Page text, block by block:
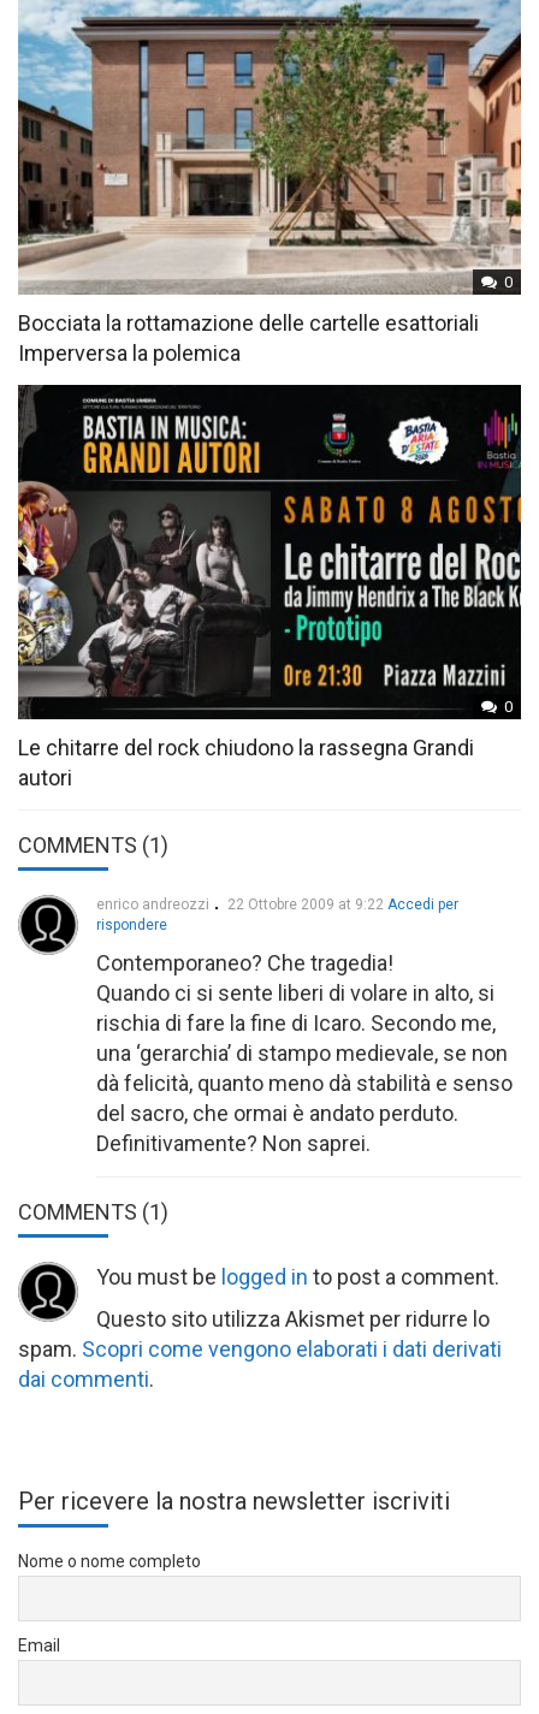
0
Bocciata la rottamazione delle cartelle esattoriali
Imperversa la polemica
0
Le chitarre del rock chiudono la rassegna Grandi
autori
COMMENTS (1)
enrico andreozzi 22 Ottobre 2009 at 9:22 Accedi per
rispondere
Contemporaneo? Che tragedia!
Quando ci si sente liberi di volare in alto, si
rischia di fare la fine di Icaro. Secondo me,
una ‘gerarchia’ di stampo medievale, se non
dà felicità, quanto meno dà stabilità e senso
del sacro, che ormai è andato perduto.
Definitivamente? Non saprei.
COMMENTS (1)
You must be logged in to post a comment.
Questo sito utilizza Akismet per ridurre lo
spam. Scopri come vengono elaborati i dati derivati
dai commenti.
Per ricevere la nostra newsletter iscriviti
Nome o nome completo
Email